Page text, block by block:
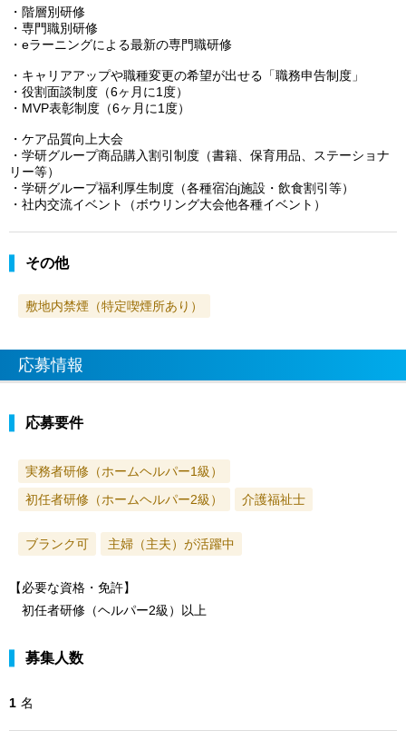
・階層別研修
・専門職別研修
・eラーニングによる最新の専門職研修
・キャリアアップや職種変更の希望が出せる「職務申告制度」
・役割面談制度（6ヶ月に1度）
・MVP表彰制度（6ヶ月に1度）
・ケア品質向上大会
・学研グループ商品購入割引制度（書籍、保育用品、ステーショナ
リー等）
・学研グループ福利厚生制度（各種宿泊j施設・飲食割引等）
・社内交流イベント（ボウリング大会他各種イベント）
その他
敷地内禁煙（特定喫煙所あり）
応募情報
応募要件
実務者研修（ホームヘルパー1級）
初任者研修（ホームヘルパー2級）
介護福祉士
ブランク可 主婦（主夫）が活躍中
【必要な資格・免許】
初任者研修（ヘルパー2級）以上
募集人数
1 名